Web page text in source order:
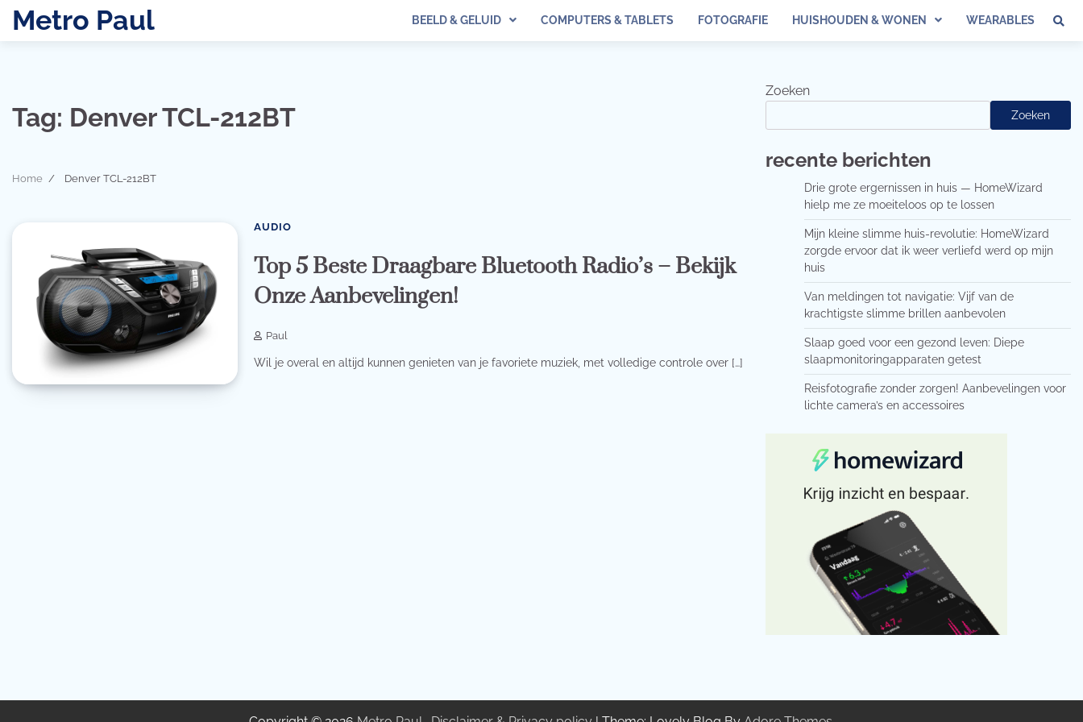
SkipMetro Paul BEELD & GELUID COMPUTERS & TABLETS FOTOGRAFIE HUISHOUDEN & WONEN WEARABLES
Tag: Denver TCL-212BT
Home Denver TCL-212BT
AUDIO
Top 5 Beste Draagbare Bluetooth Radio’s – Bekijk
Onze Aanbevelingen!
Paul
Wil je overal en altijd kunnen genieten van je favoriete muziek, met volledige controle over […]
Zoeken
Zoeken
recente berichten
Drie grote ergernissen in huis — HomeWizard
hielp me ze moeiteloos op te lossen
Mijn kleine slimme huis-revolutie: HomeWizard
zorgde ervoor dat ik weer verliefd werd op mijn
huis
Van meldingen tot navigatie: Vijf van de
krachtigste slimme brillen aanbevolen
Slaap goed voor een gezond leven: Diepe
slaapmonitoringapparaten getest
Reisfotografie zonder zorgen! Aanbevelingen voor
lichte camera’s en accessoires